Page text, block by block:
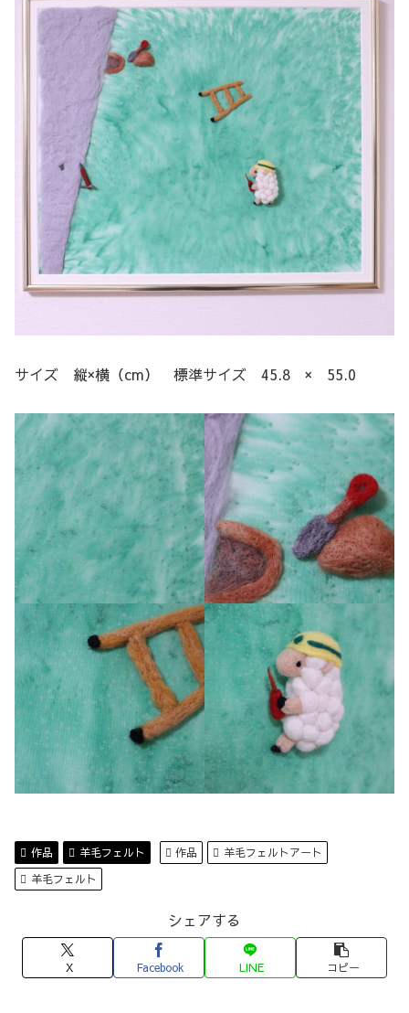
サイズ 縦×横（cm） 標準サイズ 45.8 × 55.0
作品 羊毛フェルト 作品
羊毛フェルトアート
羊毛フェルト
シェアする
X Facebook LINE コピー